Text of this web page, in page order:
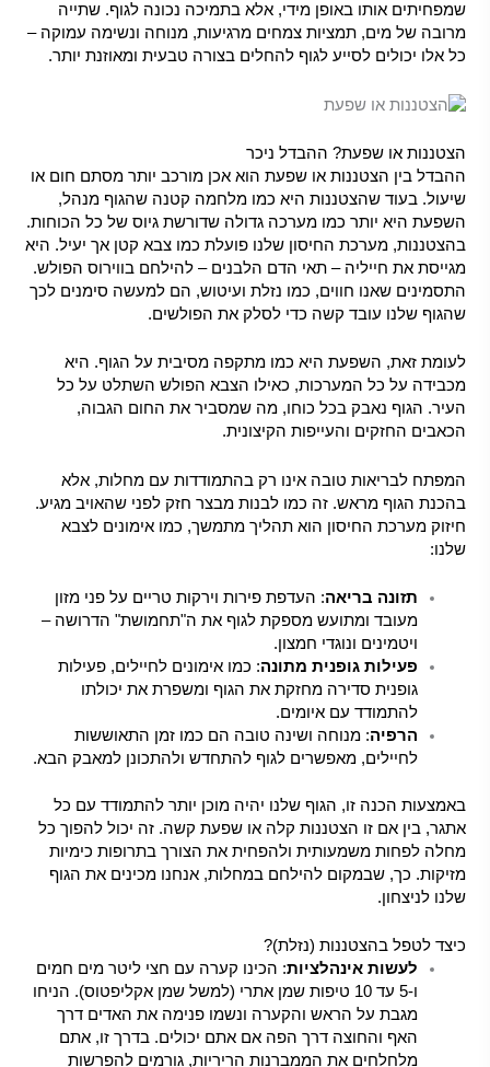
שמפחיתים אותו באופן מידי, אלא בתמיכה נכונה לגוף. שתייה
מרובה של מים, תמציות צמחים מרגיעות, מנוחה ונשימה עמוקה –
כל אלו יכולים לסייע לגוף להחלים בצורה טבעית ומאוזנת יותר.
הצטננות או שפעת? ההבדל ניכר
ההבדל בין הצטננות או שפעת הוא אכן מורכב יותר מסתם חום או
שיעול. בעוד שהצטננות היא כמו מלחמה קטנה שהגוף מנהל,
השפעת היא יותר כמו מערכה גדולה שדורשת גיוס של כל הכוחות.
בהצטננות, מערכת החיסון שלנו פועלת כמו צבא קטן אך יעיל. היא
מגייסת את חייליה – תאי הדם הלבנים – להילחם בווירוס הפולש.
התסמינים שאנו חווים, כמו נזלת ועיטוש, הם למעשה סימנים לכך
שהגוף שלנו עובד קשה כדי לסלק את הפולשים.
לעומת זאת, השפעת היא כמו מתקפה מסיבית על הגוף. היא
מכבידה על כל המערכות, כאילו הצבא הפולש השתלט על כל
העיר. הגוף נאבק בכל כוחו, מה שמסביר את החום הגבוה,
הכאבים החזקים והעייפות הקיצונית.
המפתח לבריאות טובה אינו רק בהתמודדות עם מחלות, אלא
בהכנת הגוף מראש. זה כמו לבנות מבצר חזק לפני שהאויב מגיע.
חיזוק מערכת החיסון הוא תהליך מתמשך, כמו אימונים לצבא
שלנו:
תזונה בריאה: העדפת פירות וירקות טריים על פני מזון
מעובד ומתועש מספקת לגוף את ה"תחמושת" הדרושה –
ויטמינים ונוגדי חמצון.
פעילות גופנית מתונה: כמו אימונים לחיילים, פעילות
גופנית סדירה מחזקת את הגוף ומשפרת את יכולתו
להתמודד עם איומים.
הרפיה: מנוחה ושינה טובה הם כמו זמן התאוששות
לחיילים, מאפשרים לגוף להתחדש ולהתכונן למאבק הבא.
באמצעות הכנה זו, הגוף שלנו יהיה מוכן יותר להתמודד עם כל
אתגר, בין אם זו הצטננות קלה או שפעת קשה. זה יכול להפוך כל
מחלה לפחות משמעותית ולהפחית את הצורך בתרופות כימיות
מזיקות. כך, שבמקום להילחם במחלות, אנחנו מכינים את הגוף
שלנו לניצחון.
כיצד לטפל בהצטננות (נזלת)?
לעשות אינהלציות: הכינו קערה עם חצי ליטר מים חמים
ו-5 עד 10 טיפות שמן אתרי (למשל שמן אקליפטוס). הניחו
מגבת על הראש והקערה ונשמו פנימה את האדים דרך
האף והחוצה דרך הפה אם אתם יכולים. בדרך זו, אתם
מלחלחים את הממברנות הריריות, גורמים להפרשות